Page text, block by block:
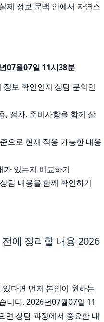
제 정보 문맥 안에서 자연스
07월07일 11시38분
보 확인인지 상담 문의인
, 절차, 준비사항을 함께 살
으로 현재 적용 가능한 내용
가 있는지 비교하기
담 내용을 함께 확인하기
에 정리할 내용 2026
다면 먼저 본인이 원하는
니다. 2026년07월07일 11
면 상담 과정에서 중요한 내